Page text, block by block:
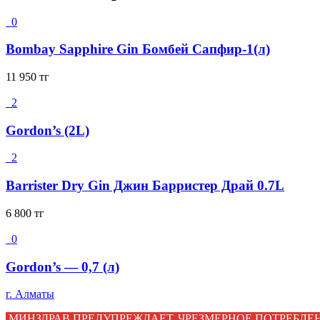
0
Bombay Sapphire Gin Бомбей Сапфир-1(л)
11 950 тг
2
Gordon’s (2L)
2
Barrister Dry Gin Джин Барристер Драй 0.7L
6 800 тг
0
Gordon’s — 0,7 (л)
г. Алматы